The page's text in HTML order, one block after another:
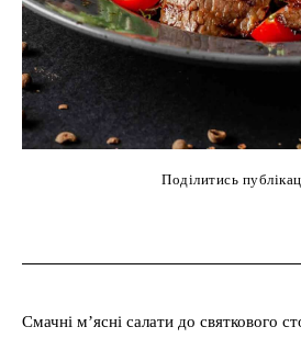
Поділитись
Смачні м’ясні салати до святкового